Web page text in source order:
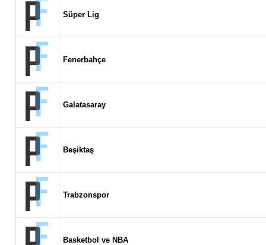
Süper Lig
Fenerbahçe
Galatasaray
Beşiktaş
Trabzonspor
Basketbol ve NBA